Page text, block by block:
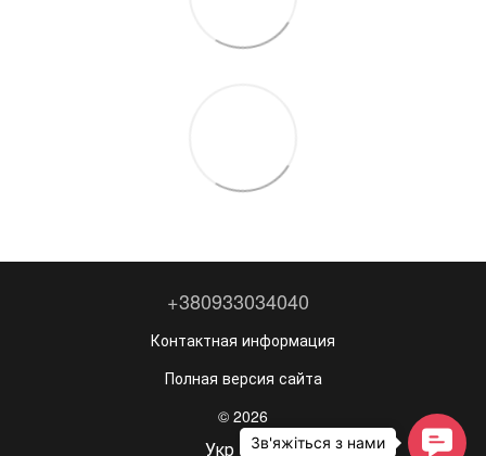
+380933034040
Контактная информация
Полная версия сайта
© 2026
Укр Рус